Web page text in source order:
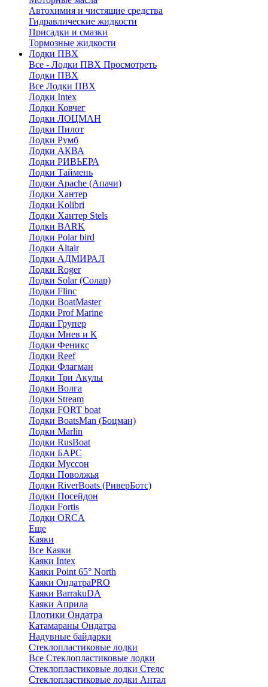
Автохимия и чистящие средства
Гидравлические жидкости
Присадки и смазки
Тормозные жидкости
Лодки ПВХ
Все - Лодки ПВХ Просмотреть
Лодки ПВХ
Все Лодки ПВХ
Лодки Intex
Лодки Ковчег
Лодки ЛОЦМАН
Лодки Пилот
Лодки Румб
Лодки АКВА
Лодки РИВЬЕРА
Лодки Таймень
Лодки Apache (Апачи)
Лодки Хантер
Лодки Kolibri
Лодки Хантер Stels
Лодки BARK
Лодки Polar bird
Лодки Altair
Лодки АДМИРАЛ
Лодки Roger
Лодки Solar (Солар)
Лодки Flinc
Лодки BoatMaster
Лодки Prof Marine
Лодки Групер
Лодки Мнев и К
Лодки Феникс
Лодки Reef
Лодки Флагман
Лодки Три Акулы
Лодки Волга
Лодки Stream
Лодки FORT boat
Лодки BoatsMan (Боцман)
Лодки Marlin
Лодки RusBoat
Лодки БАРС
Лодки Муссон
Лодки Поволжья
Лодки RiverBoats (РиверБотс)
Лодки Посейдон
Лодки Fortis
Лодки ORCA
Еще
Каяки
Все Каяки
Каяки Intex
Каяки Point 65° North
Каяки ОндатраPRO
Каяки BarrakuDA
Каяки Априла
Плотики Ондатра
Катамараны Ондатра
Надувные байдарки
Стеклопластиковые лодки
Все Стеклопластиковые лодки
Стеклопластиковые лодки Стелс
Стеклопластиковые лодки Антал